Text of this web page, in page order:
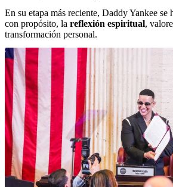
En su etapa más reciente, Daddy Yankee se
con propósito, la reflexión espiritual,
transformación personal.